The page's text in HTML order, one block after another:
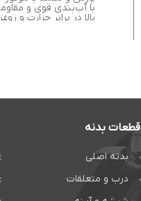
با آب‌بندی قوی و
بالا در برابر حرارت و
قطعات بدنه
بدنه اصلی
درب و متعلقات